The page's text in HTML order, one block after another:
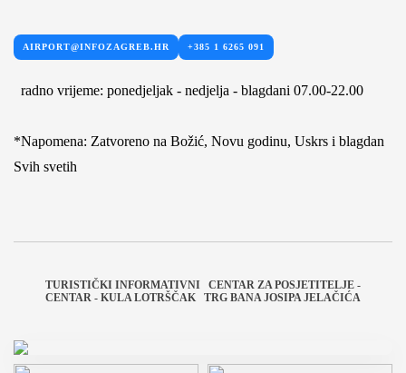
AIRPORT@INFOZAGREB.HR +385 1 6265 091
radno vrijeme: ponedjeljak - nedjelja - blagdani 07.00-22.00
*Napomena: Zatvoreno na Božić, Novu godinu, Uskrs i blagdan
Svih svetih
TURISTIČKI INFORMATIVNI
CENTAR - KULA LOTRŠČAK
CENTAR ZA POSJETITELJE -
TRG BANA JOSIPA JELAČIĆA